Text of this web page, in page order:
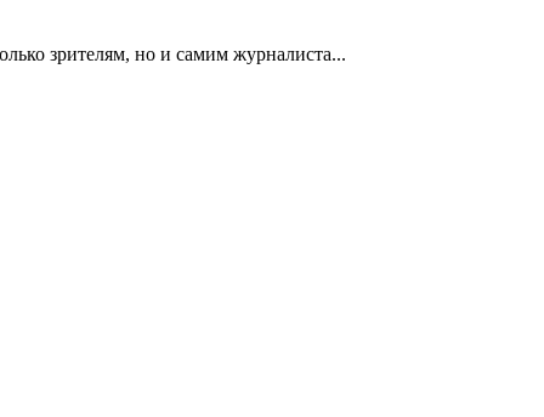
зрителям, но и самим журналиста...